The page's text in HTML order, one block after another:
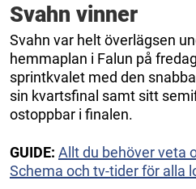
Svahn vinner
Svahn var helt överlägsen
hemmaplan i Falun på
sprintkvalet med den
sin kvartsfinal samt sitt
ostoppbar i finalen.
GUIDE: Allt du behöver veta
Schema och tv-tider för alla